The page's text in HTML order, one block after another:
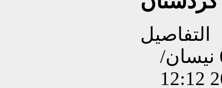
التفاصيل
تم إنشاءه بتاريخ الأربعاء, 03 نيسان/